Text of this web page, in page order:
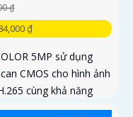
₫
₫
5MP sử dụng
CMOS cho hình ảnh
cùng khả năng